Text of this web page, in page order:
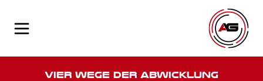
Vier Wege der Abwicklung